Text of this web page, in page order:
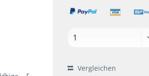
Vergleichen